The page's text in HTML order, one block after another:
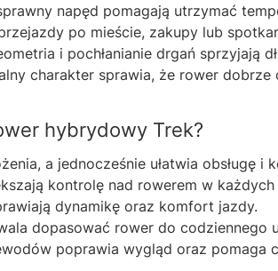
napęd pomagają utrzymać
po mieście, zakupy lub
i pochłanianie drgań sprzyjają
charakter sprawia, że rower
hybrydowy Trek?
a jednocześnie ułatwia obsługę i
kontrolę nad rowerem w
dynamikę oraz komfort jazdy.
dopasować rower do codziennego
poprawia wygląd oraz pomaga